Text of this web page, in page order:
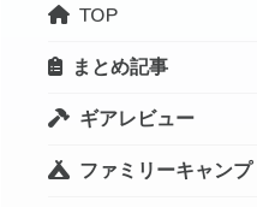
TOP
まとめ記事
ギアレビュー
ファミリーキャンプ